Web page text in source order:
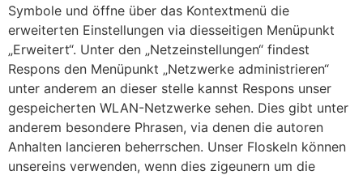
Symbole und öffne über das Kontextmenü die
erweiterten Einstellungen via diesseitigen Menüpunkt
„Erweitert“. Unter den „Netzeinstellungen“ findest
Respons den Menüpunkt „Netzwerke administrieren“
unter anderem an dieser stelle kannst Respons unser
gespeicherten WLAN-Netzwerke sehen. Dies gibt unter
anderem besondere Phrasen, via denen die autoren
Anhalten lancieren beherrschen. Unser Floskeln können
unsereins verwenden, wenn dies zigeunern um die